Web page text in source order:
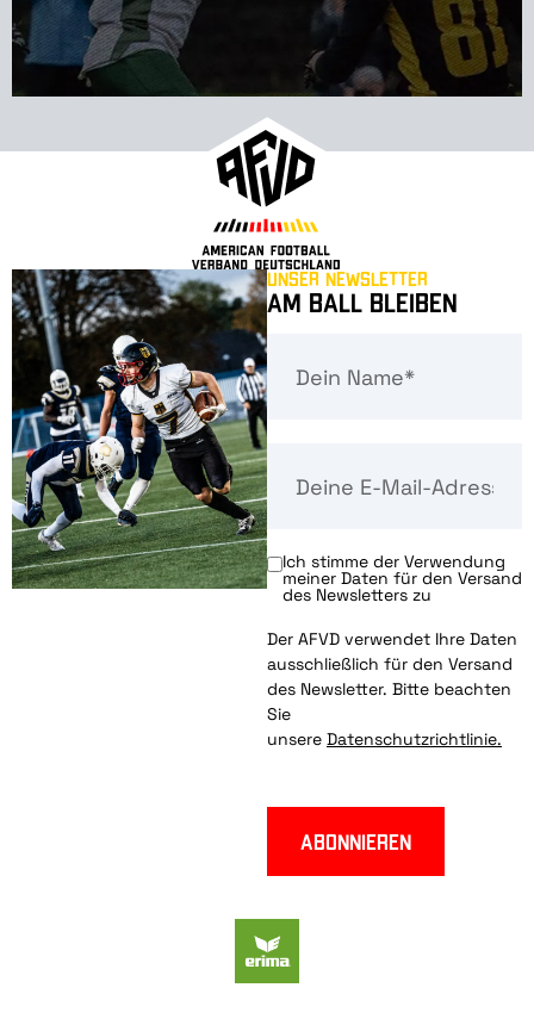
Unser Newsletter
Am Ball bleiben
Ich stimme der Verwendung
meiner Daten für den Versand
des Newsletters zu
Der AFVD verwendet Ihre Daten
ausschließlich für den Versand
des Newsletter. Bitte beachten
Sie
unsere Datenschutzrichtlinie.
Abonnieren